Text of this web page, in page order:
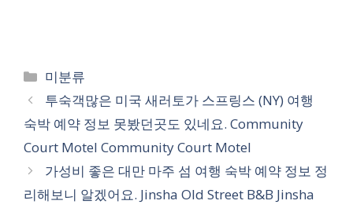
카
테
고
리
미분류
투숙객많은 미국 새러토가 스프링스 (NY) 여행
숙박 예약 정보 못봤던곳도 있네요. Community
Court Motel Community Court Motel
가성비 좋은 대만 마주 섬 여행 숙박 예약 정보 정
리해보니 알겠어요. Jinsha Old Street B&B Jinsha